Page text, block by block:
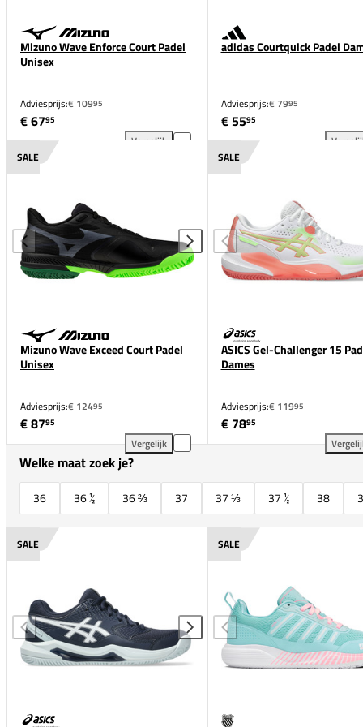
Mizuno Wave Enforce Court Padel
Unisex
Adviesprijs:€ 10995
€ 6795
Vergelijk
Mizuno Wave Enforce Court Padel Unisex
adidas Courtquick Padel
Adviesprijs:€ 7995
€ 5595
SALE
Mizuno Wave Exceed Court Padel
Unisex
Adviesprijs:€ 12495
€ 8795
Vergelijk
Mizuno Wave Exceed Court Padel Unisex
SALE
ASICS Gel-Challenger 15
Dames
Adviesprijs:€ 11995
€ 7895
Welke maat zoek je?
36 36 ½ 36 ⅔ 37 37 ⅓ 37 ½ 38
SALE SALE